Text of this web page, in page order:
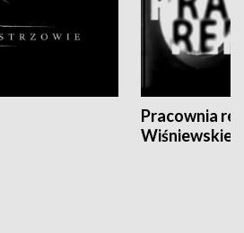
Pracownia